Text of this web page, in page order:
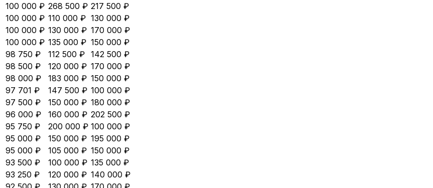
100 000 ₽ 268 500 ₽ 217 500 ₽
100 000 ₽ 110 000 ₽ 130 000 ₽
100 000 ₽ 130 000 ₽ 170 000 ₽
100 000 ₽ 135 000 ₽ 150 000 ₽
98 750 ₽ 112 500 ₽ 142 500 ₽
98 500 ₽ 120 000 ₽ 170 000 ₽
98 000 ₽ 183 000 ₽ 150 000 ₽
97 701 ₽ 147 500 ₽ 100 000 ₽
97 500 ₽ 150 000 ₽ 180 000 ₽
96 000 ₽ 160 000 ₽ 202 500 ₽
95 750 ₽ 200 000 ₽ 100 000 ₽
95 000 ₽ 150 000 ₽ 195 000 ₽
95 000 ₽ 105 000 ₽ 150 000 ₽
93 500 ₽ 100 000 ₽ 135 000 ₽
93 250 ₽ 120 000 ₽ 140 000 ₽